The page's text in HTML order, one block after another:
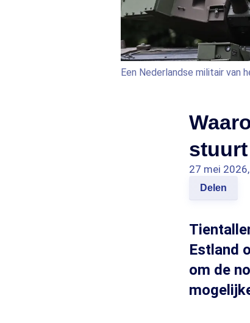
Een Nederlandse militair van
27 mei
Delen
Estland
om de